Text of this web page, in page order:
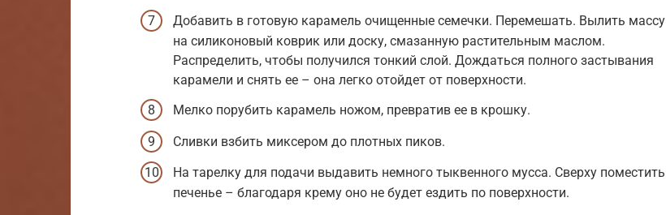
Добавить в готовую карамель очищенные семечки. Перемешать. Вылить массу
на силиконовый коврик или доску, смазанную растительным маслом.
Распределить, чтобы получился тонкий слой. Дождаться полного застывания
карамели и снять ее – она легко отойдет от поверхности.
Мелко порубить карамель ножом, превратив ее в крошку.
Сливки взбить миксером до плотных пиков.
На тарелку для подачи выдавить немного тыквенного мусса. Сверху поместить
печенье – благодаря крему оно не будет ездить по поверхности.